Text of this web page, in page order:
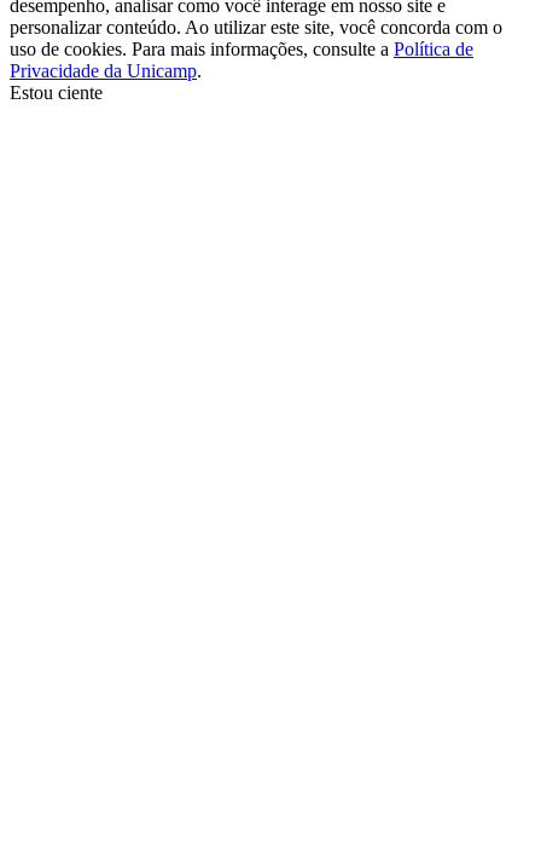
desempenho, analisar como você interage em nosso site e
personalizar conteúdo. Ao utilizar este site, você concorda com o
uso de cookies. Para mais informações, consulte a Política de
Privacidade da Unicamp.
Estou ciente